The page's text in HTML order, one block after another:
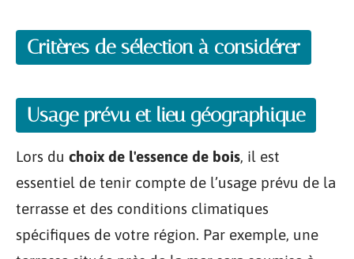
Critères de sélection à considérer
Usage prévu et lieu géographique
Lors du choix de l'essence de bois, il est
essentiel de tenir compte de l’usage prévu de la
terrasse et des conditions climatiques
spécifiques de votre région. Par exemple, une